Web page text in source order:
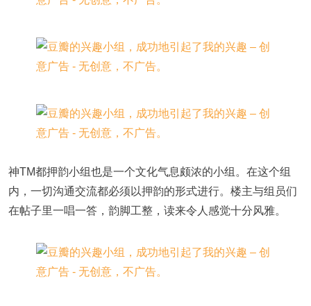
神TM都押韵小组也是一个文化气息颇浓的小组。在这个组
内，一切沟通交流都必须以押韵的形式进行。楼主与组员们
在帖子里一唱一答，韵脚工整，读来令人感觉十分风雅。